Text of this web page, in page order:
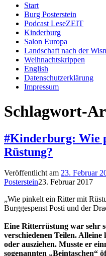
Start
Burg Posterstein
Podcast LeseZEIT
Kinderburg
Salon Europa
Landschaft nach der
Weihnachtskrippen
English
Datenschutzerklärung
Impressum
Schlagwort-
#Kinderburg: Wie
Rüstung?
Veröffentlicht am 23. Februar
Posterstein23. Februar 2017
„Wie pinkelt ein Ritter mit
Burggespenst Posti und der
Eine Ritterrüstung war sehr
verschiedenen Teilen.
oder ausziehen. Musste er
sogenannten „Beintaschen“